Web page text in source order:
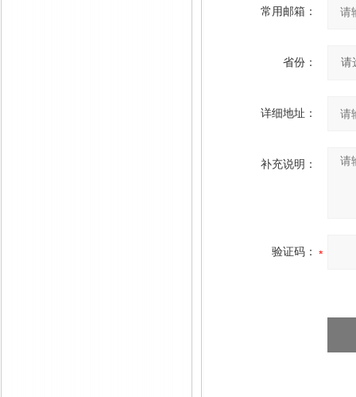
常用邮箱：
省份：
详细地址：
补充说明：
验证码：